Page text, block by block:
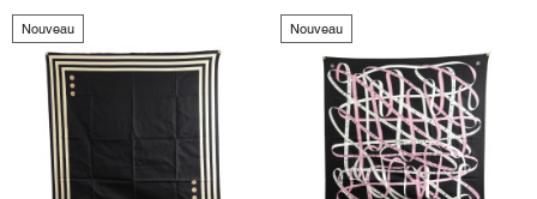
Nouveau Nouveau